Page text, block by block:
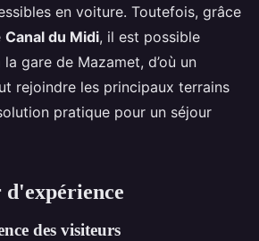
en voiture. Toutefois, grâce
Canal du Midi, il est possible
gare de Mazamet, d’où un
rejoindre les principaux terrains
pratique pour un séjour
des visiteurs